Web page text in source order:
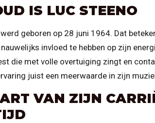
IS LUC STEENO
geboren op 28 juni 1964. Dat
invloed te hebben op zijn
die met volle overtuiging zingt en
juist een meerwaarde in zijn
VAN ZIJN